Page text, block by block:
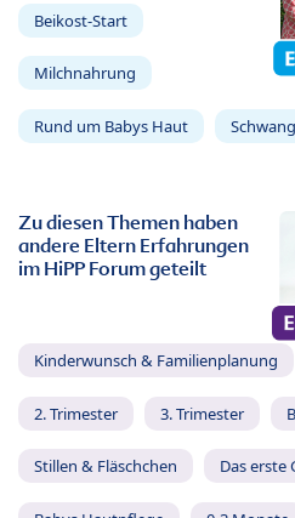
Beikost-Start
Milchnahrung
Rund um Babys Haut
Zu diesen Themen haben
andere Eltern Erfahrungen
im HiPP Forum geteilt
Kinderwunsch & Familienplanung
2. Trimester 3. Trimester
Stillen & Fläschchen Das erste